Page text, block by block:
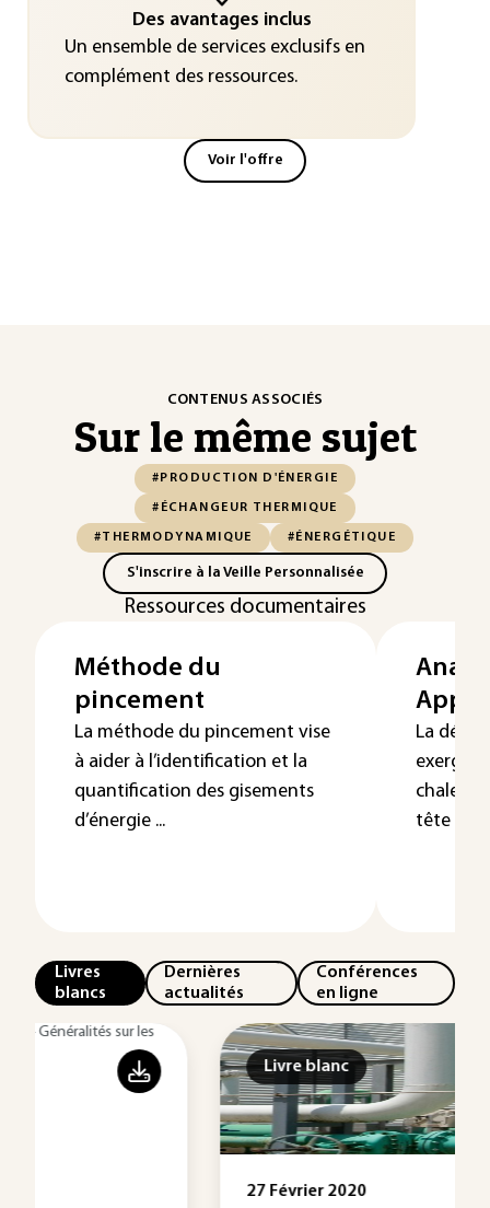
Des avantages inclus
Un ensemble de services exclusifs en
complément des ressources.
Voir l'offre
CONTENUS ASSOCIÉS
Sur le même sujet
#PRODUCTION D'ÉNERGIE
#ÉCHANGEUR THERMIQUE
#THERMODYNAMIQUE #ÉNERGÉTIQUE
S'inscrire à la Veille Personnalisée
Ressources documentaires
Méthode du
pincement
La méthode du pincement vise
à aider à l’identification et la
quantification des gisements
d’énergie ...
La
chaleur
tête
Livres
blancs
Dernières
actualités
Conférences
en ligne
Livre blanc